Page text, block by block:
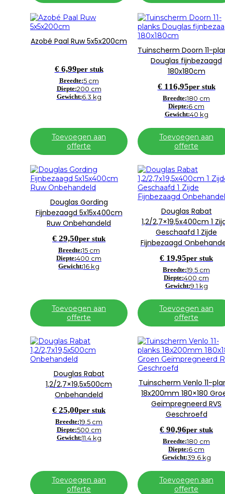
Azobé Paal Ruw 5x5x200cm
€6,99per stuk
Breedte:5 cm
Diepte:200 cm
Gewicht:6.3 kg
Toevoegen aan
offerte
Tuinscherm Doorn 11-
Douglas fijnbezaagd
180x180cm
€116,95per stuk
Breedte:180 cm
Diepte:6 cm
Gewicht:40 kg
Toevoegen aan
offerte
Douglas Gording
Fijnbezaagd 5x15x400cm
Ruw Onbehandeld
€ 29,50per stuk
Breedte:15 cm
Diepte:400 cm
Gewicht:16 kg
Toevoegen aan
offerte
Douglas Rabat
1,2/2,7×19,5x400cm 1
Geschaafd 1 Zijde
Fijnbezaagd
€ 19,95per stuk
Breedte:19.5 cm
Diepte:400 cm
Gewicht:9.1 kg
Toevoegen aan
offerte
Douglas Rabat
1,2/2,7×19,5x500cm
Onbehandeld
€ 25,00per stuk
Breedte:19.5 cm
Diepte:500 cm
Gewicht:11.4 kg
Toevoegen aan
offerte
Tuinscherm Venlo 11-
18x200mm 180×180
Geïmpregneerd RVS
Geschroefd
€ 90,96per stuk
Breedte:180 cm
Diepte:6 cm
Gewicht:39.6 kg
Toevoegen aan
offerte